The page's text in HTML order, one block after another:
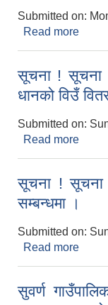
Submitted on:
Read more
सूचना ! सूचना
धानको विउँ
Submitted on:
Read more
सूचना !
सम्बन्धमा ।
Submitted on:
Read more
सुवर्ण